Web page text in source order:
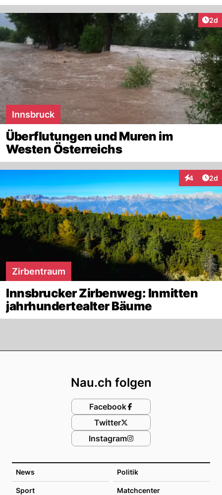
2d
Innsbruck
Überflutungen und Muren im
Westen Österreichs
4 2d
Zirbentraum
Innsbrucker Zirbenweg: Inmitten
jahrhundertealter Bäume
News Politik
Sport Matchcenter
Nau.ch folgen
Facebook
Twitter
Instagram